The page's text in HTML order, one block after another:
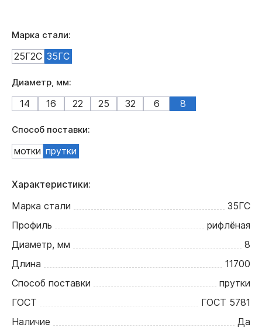
Марка стали:
25Г2С 35ГС
Диаметр, мм:
14 16 22 25 32 6 8
Способ поставки:
мотки прутки
Характеристики:
Марка стали
35ГС
Профиль
рифлёная
Диаметр, мм
8
Длина
11700
Способ поставки
прутки
ГОСТ
ГОСТ 5781
Наличие
Да